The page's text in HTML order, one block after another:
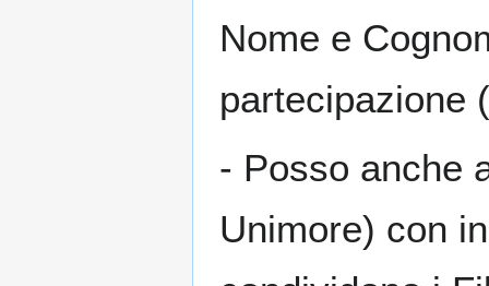
Nome e
partecipazione
- Posso anche
Unimore) con